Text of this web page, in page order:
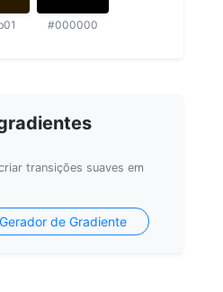
#000000
transições suaves em
de Gradiente